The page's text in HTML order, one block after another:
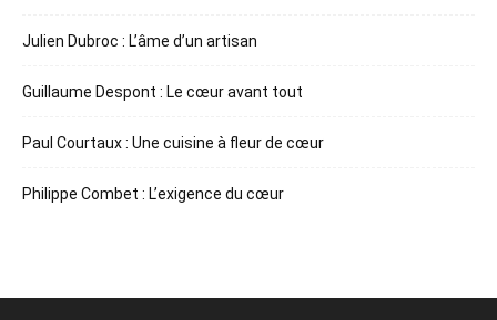
Julien Dubroc : L’âme d’un artisan
Guillaume Despont : Le cœur avant tout
Paul Courtaux : Une cuisine à fleur de cœur
Philippe Combet : L’exigence du cœur